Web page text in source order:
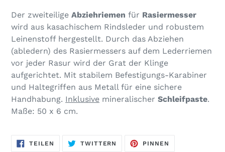
Der zweiteilige Abziehriemen für Rasiermesser
wird aus kasachischem Rindsleder und robustem
Leinenstoff hergestellt. Durch das Abziehen
(abledern) des Rasiermessers auf dem Lederriemen
vor jeder Rasur wird der Grat der Klinge
aufgerichtet. Mit stabilem Befestigungs-Karabiner
und Haltegriffen aus Metall für eine sichere
Handhabung. Inklusive mineralischer Schleifpaste.
Maße: 50 x 6 cm.
TEILEN
FACEBOOK
TWITTERN
TWITTER
PINNEN